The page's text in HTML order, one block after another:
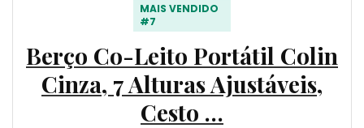
MAIS VENDIDO
#7
Berço Co-Leito Portátil Colin
Cinza, 7 Alturas Ajustáveis,
Cesto …